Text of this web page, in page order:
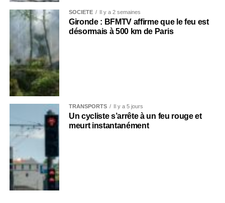
SOCIÉTÉ Il y a 2 semaines
Gironde : BFMTV affirme que le feu est
désormais à 500 km de Paris
TRANSPORTS Il y a 5 jours
Un cycliste s’arrête à un feu rouge et
meurt instantanément